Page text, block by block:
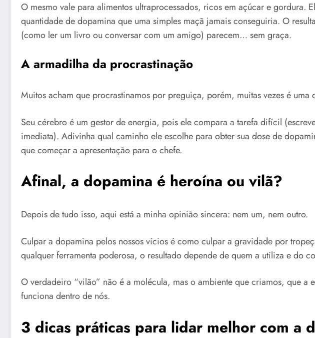
O mesmo vale para alimentos ultraprocessados, ricos em açúcar e gordura.
quantidade de dopamina que uma simples maçã jamais conseguiria. O
(como ler um livro ou conversar com um amigo) parecem… sem graça.
A armadilha da procrastinação
Muitos acham que procrastinamos por preguiça, porém, muitas vezes é uma
Seu cérebro é um gestor de energia, pois ele compara a tarefa difícil
imediata). Adivinha qual caminho ele escolhe para obter sua dose de
que começar a apresentação para o chefe.
Afinal, a dopamina é heroína ou vilã?
Depois de tudo isso, aqui está a minha opinião sincera: nem um, nem outro.
Culpar a dopamina pelos nossos vícios é como culpar a gravidade por
qualquer ferramenta poderosa, o resultado depende de quem a utiliza e do
O verdadeiro “vilão” não é a molécula, mas o ambiente que criamos, que
funciona dentro de nós.
3 dicas práticas para lidar melhor com a